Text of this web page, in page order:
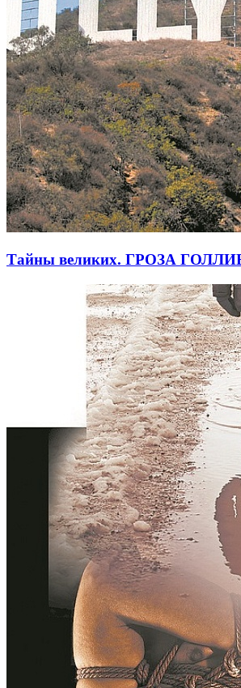
Тайны великих. ГРОЗА